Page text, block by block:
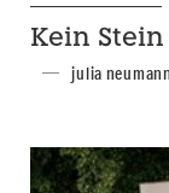
Kein
julia neumann